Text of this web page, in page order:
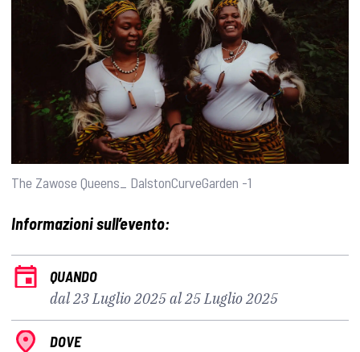
The Zawose Queens_ DalstonCurveGarden -1
Informazioni sull’evento:
QUANDO
dal 23 Luglio 2025 al 25 Luglio 2025
DOVE